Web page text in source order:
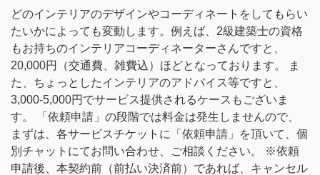
どのインテリアのデザインやコーディネートをしてもらい
たいかによっても変動します。例えば、2級建築士の資格
もお持ちのインテリアコーディネーターさんですと、
20,000円（交通費、雑費込）ほどとなっております。 ま
た、ちょっとしたインテリアのアドバイス等ですと、
3,000-5,000円でサービス提供されるケースもございま
す。 「依頼申請」の段階では料金は発生しませんので、
まずは、各サービスチケットに「依頼申請」を頂いて、個
別チャットにてお問い合わせ、ご相談ください。 ※依頼
申請後、本契約前（前払い決済前）であれば、キャンセル